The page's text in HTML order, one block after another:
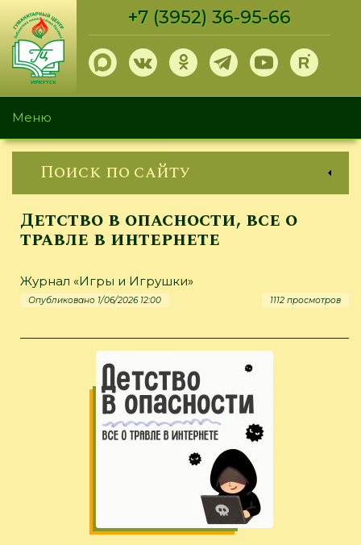
Перейти
основному
содержанию
+7 (3952) 36-95-66
Меню
Поиск по сайту
Детство в опасности, все о
травле в интернете
Журнал «Игры и Игрушки»
Опубликовано 1/06/2026 12:00 1112 просмотров